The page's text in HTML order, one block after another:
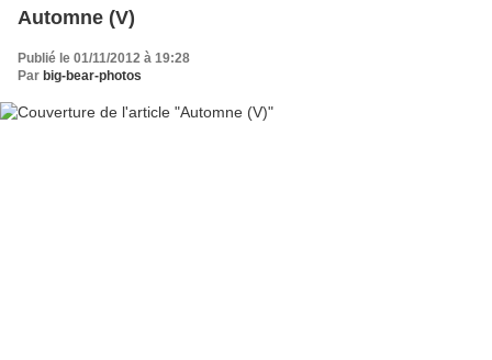
Automne (V)
Publié le 01/11/2012 à 19:28
Par big-bear-photos